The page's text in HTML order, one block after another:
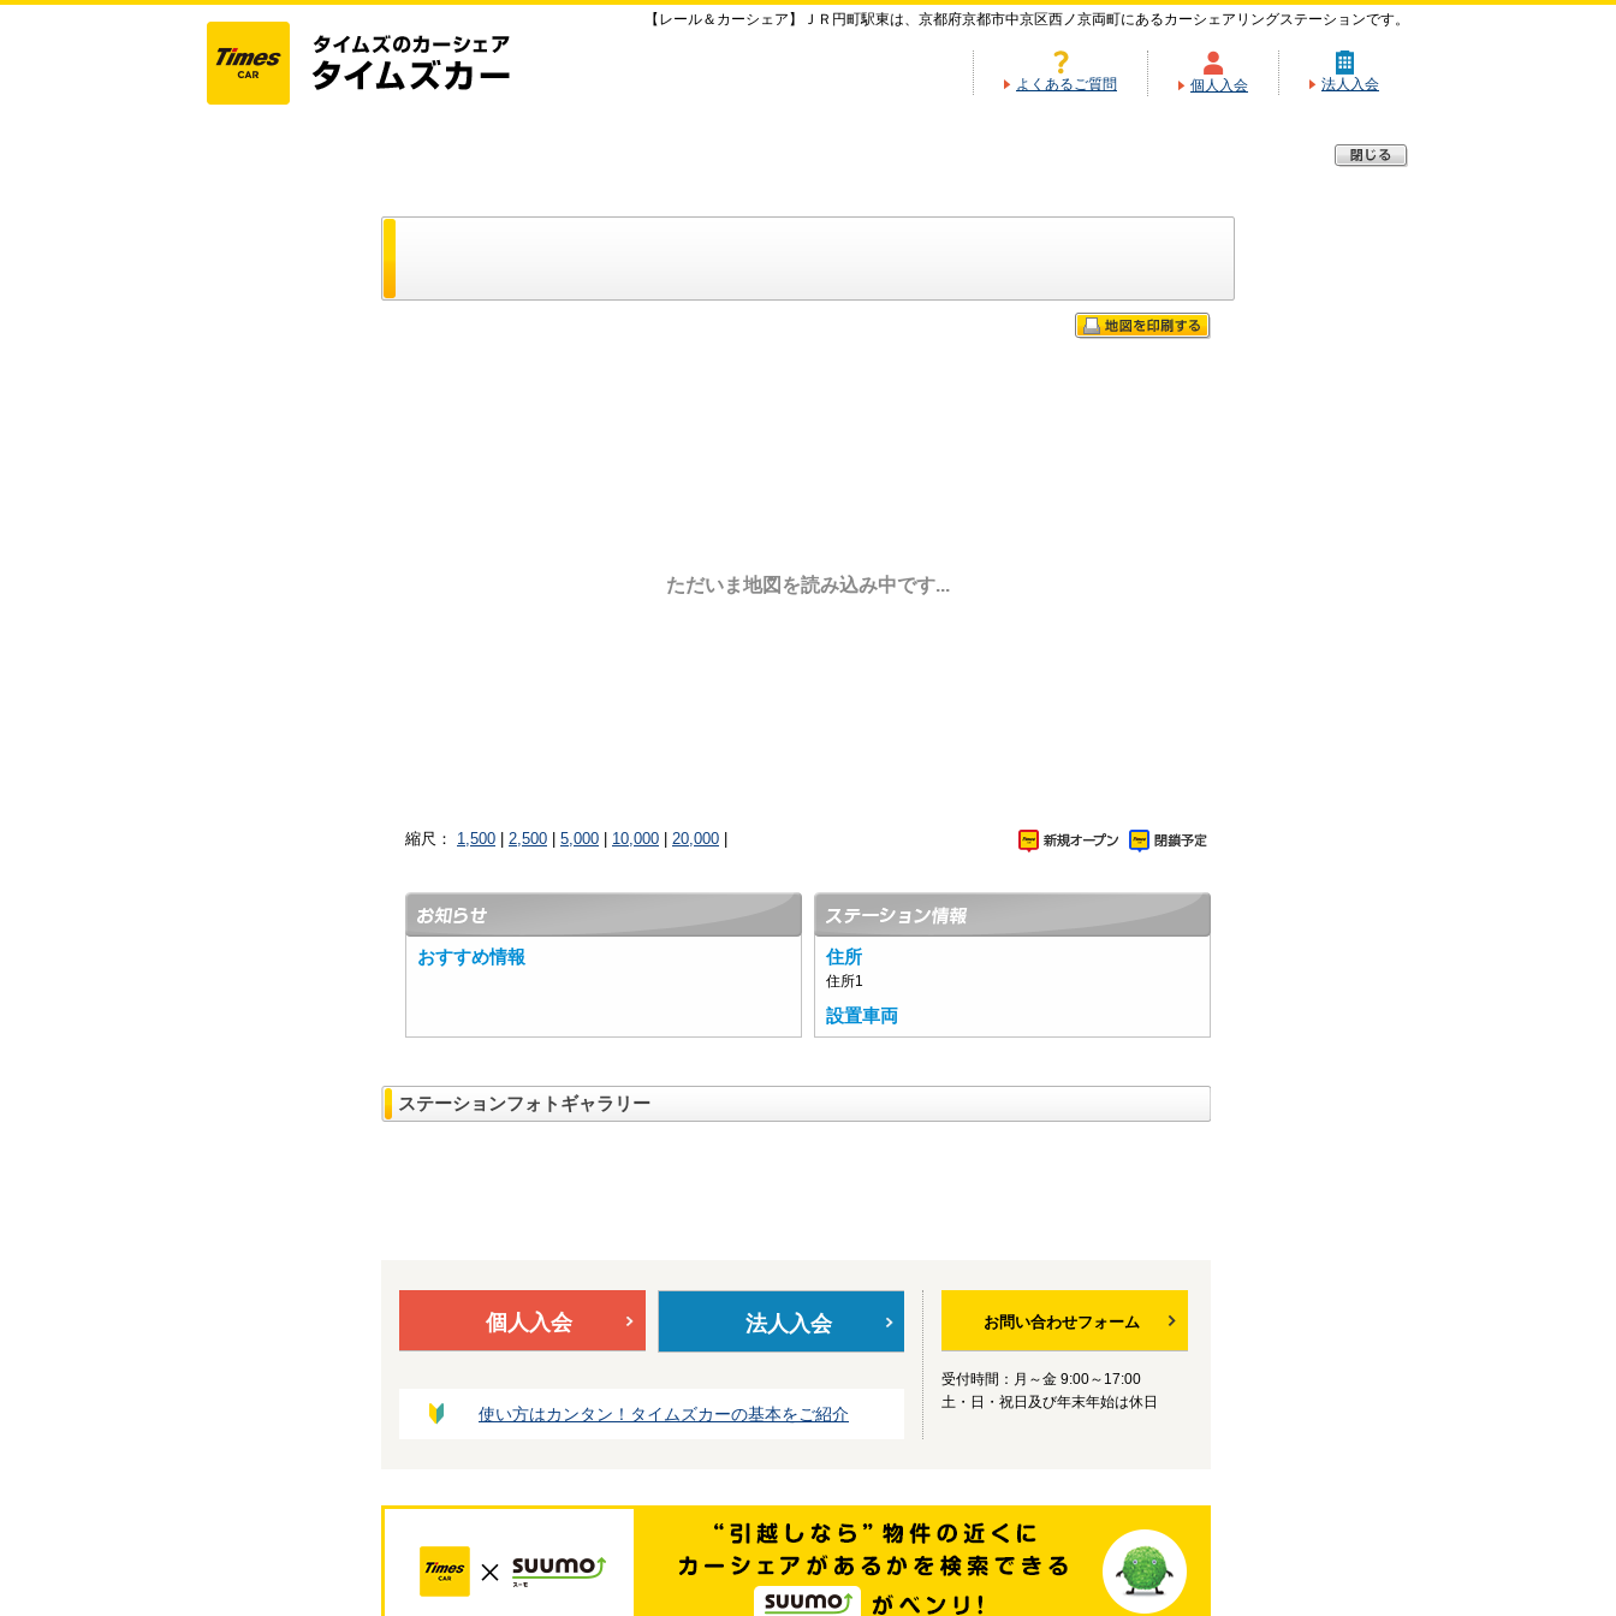
【レール＆カーシェア】ＪＲ円町駅東は、京都府京都市中京区西ノ京両町にあるカーシェアリングステーションです。
よくあるご質問 個人入会 法人入会
ただいま地図を読み込み中です...
縮尺： 1,500 2,500 5,000 10,000 20,000
おすすめ情報 住所
住所1
設置車両
ステーションフォトギャラリー
個人入会 法人入会
使い方はカンタン！タイムズカーの基本をご紹介
お問い合わせフォーム
受付時間：月～金 9:00～17:00
土・日・祝日及び年末年始は休日